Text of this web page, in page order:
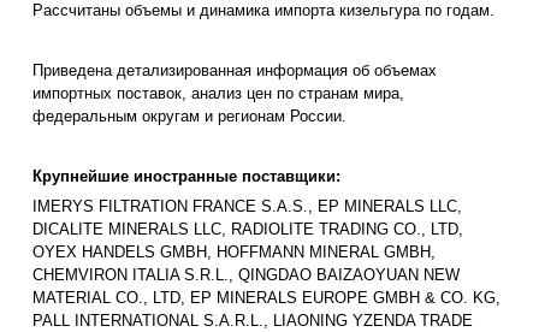
Рассчитаны объемы и динамика импорта кизельгура по годам.
Приведена детализированная информация об объемах
импортных поставок, анализ цен по странам мира,
федеральным округам и регионам России.
Крупнейшие иностранные поставщики:
IMERYS FILTRATION FRANCE S.A.S., EP MINERALS LLC,
DICALITE MINERALS LLC, RADIOLITE TRADING CO., LTD,
OYEX HANDELS GMBH, HOFFMANN MINERAL GMBH,
CHEMVIRON ITALIA S.R.L., QINGDAO BAIZAOYUAN NEW
MATERIAL CO., LTD, EP MINERALS EUROPE GMBH & CO. KG,
PALL INTERNATIONAL S.A.R.L., LIAONING YZENDA TRADE